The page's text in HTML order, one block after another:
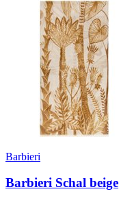
Barbieri
Barbieri Schal beige